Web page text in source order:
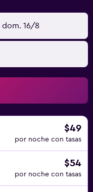
dom. 16/8
$49
por noche con tasas
$54
por noche con tasas